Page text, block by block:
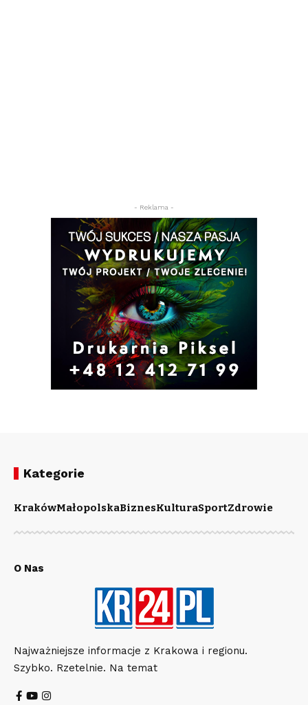
- Reklama -
Kategorie
KrakówMałopolskaBiznesKulturaSportZdrowie
O Nas
Najważniejsze informacje z Krakowa i regionu.
Szybko. Rzetelnie. Na temat